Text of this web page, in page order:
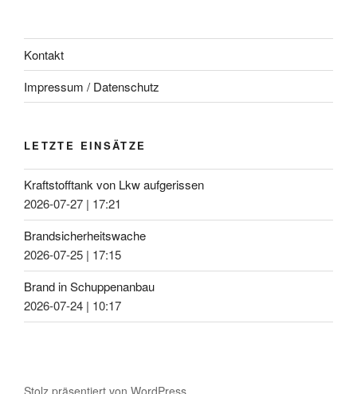
Kontakt
Impressum / Datenschutz
LETZTE EINSÄTZE
Kraftstofftank von Lkw aufgerissen
2026-07-27 | 17:21
Brandsicherheitswache
2026-07-25 | 17:15
Brand in Schuppenanbau
2026-07-24 | 10:17
Stolz präsentiert von WordPress